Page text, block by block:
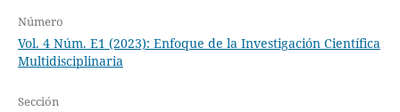
Número
Vol. 4 Núm. E1 (2023): Enfoque de la Investigación Científica
Multidisciplinaria
Sección